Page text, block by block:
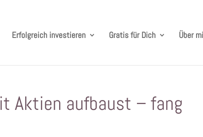
Erfolgreich investieren Gratis für Dich Über
Aktien aufbaust – fang